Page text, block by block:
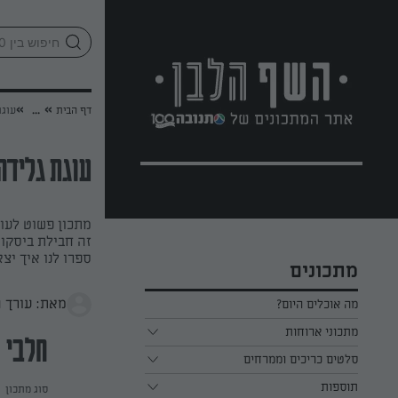
מתכונים
מה אוכלים היום?
מתכוני ארוחות
ארוחת בוקר
ארוחת צהריים
סלטים כריכים וממרחים
כל הסלטים כריכים וממרחים
תוספות
דף הבית »
...
»
עוגת
מתכון פשוט
זה חבילת
ספרו לנו איך
מאת: עורך
חלבי
סוג מתכון